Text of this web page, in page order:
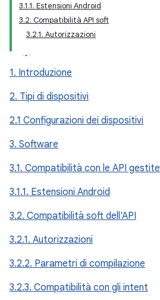
3.1.1. Estensioni Android
3.2. Compatibilità API soft
3.2.1. Autorizzazioni
1. Introduzione
2. Tipi di dispositivi
2.1 Configurazioni dei dispositivi
3. Software
3.1. Compatibilità con le API gestite
3.1.1. Estensioni Android
3.2. Compatibilità soft dell'API
3.2.1. Autorizzazioni
3.2.2. Parametri di compilazione
3.2.3. Compatibilità con gli intent